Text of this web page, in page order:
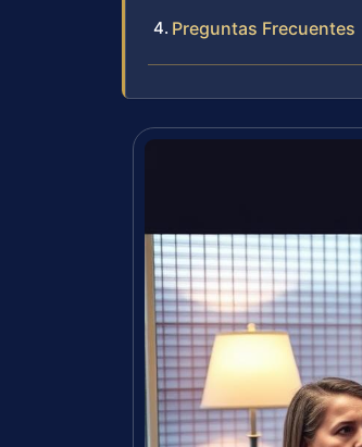
Preguntas Frecuentes